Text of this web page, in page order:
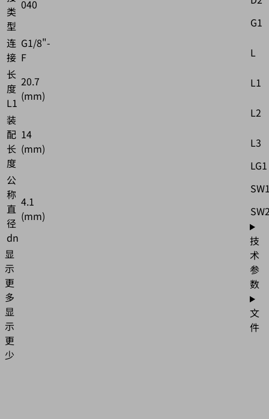
类
型
040
连
接
G1/8"-
F
长
度
L1
20.7
(mm)
装
配
长
度
14
(mm)
公
称
直
径
dn
4.1
(mm)
显
示
更
多
显
示
更
少
G1
L
L1
L2
L3
LG1
技
术
参
数
文
件